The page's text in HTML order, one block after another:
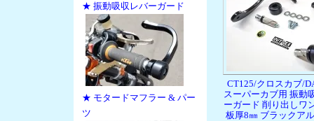
★ 振動吸収レバーガード
★ モタードマフラー & パー
ツ
CT125/クロスカブ/
スーパーカブ用 振動
ーガード 削り出しワ
板厚8㎜ ブラックア